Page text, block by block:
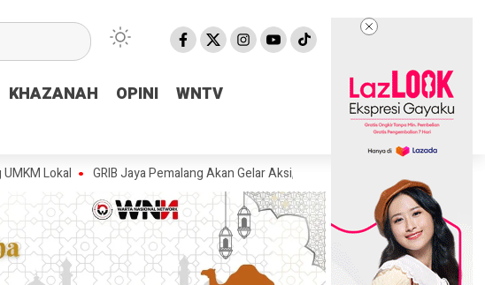
KHAZANAH OPINI
WNTV
KHAZANAH OPINI
WNTV
GRIB Jaya Pemalang Akan Gelar Aksi, Desak KPK Tuntaskan Dugaan Korupsi di